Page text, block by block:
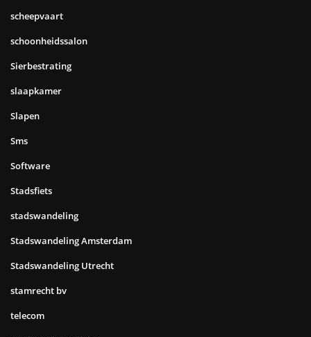
scheepvaart
schoonheidssalon
Sierbestrating
slaapkamer
Slapen
Sms
Software
Stadsfiets
stadswandeling
Stadswandeling Amsterdam
Stadswandeling Utrecht
stamrecht bv
telecom